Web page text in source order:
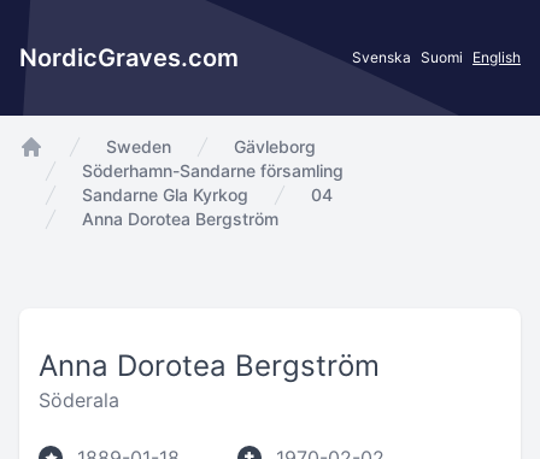
NordicGraves.com Svenska Suomi English
app.Start
Sweden
Gävleborg
Söderhamn-Sandarne församling
Sandarne Gla Kyrkog
04
Anna Dorotea Bergström
Anna Dorotea Bergström
Söderala